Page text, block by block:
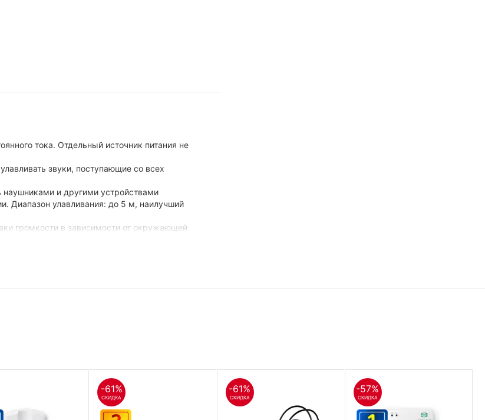
тока. Отдельный источник питания не
звуки, поступающие со всех
и другими устройствами
Диапазон улавливания: до 5 м, наилучший
громкости в зависимости от окружающей
аппарат, встречи, переговоры, запись и т. д
звук
-61%
СКИДКА
-61%
СКИДКА
-57%
СКИДКА